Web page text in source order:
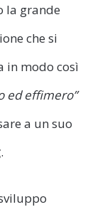
la grande
che si
in modo così
ed effimero”
a un suo
.